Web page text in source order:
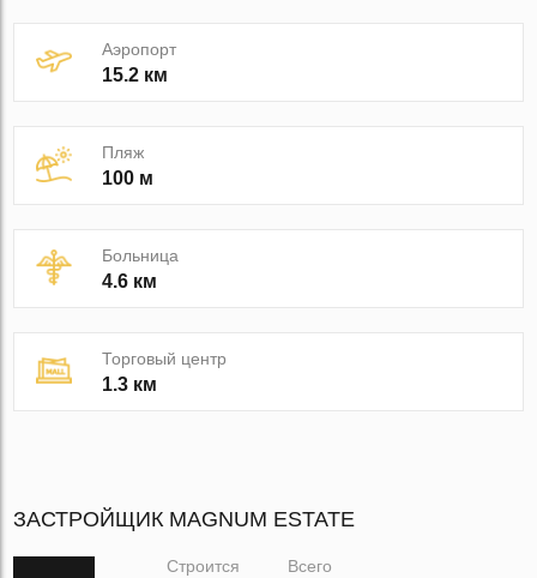
Аэропорт
15.2 км
Пляж
100 м
Больница
4.6 км
Торговый центр
1.3 км
ЗАСТРОЙЩИК MAGNUM ESTATE
Строится Всего